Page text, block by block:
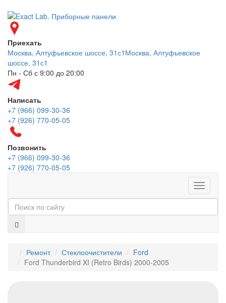
Приехать
Москва, Алтуфьевское шоссе, 31с1 Москва, Алтуфьевское
шоссе, 31с1
Пн - Сб с 9:00 до 20:00
Написать
+7 (966) 099-30-36
+7 (926) 770-05-05
Позвонить
+7 (966) 099-30-36
+7 (926) 770-05-05
Меню
Ремонт Стеклоочистители
Ford
Ford Thunderbird XI (Retro Birds) 2000-2005